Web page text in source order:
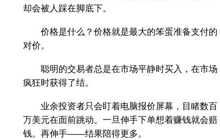
却会被人踩在脚底下。
价格是什么？价格就是最大的笨蛋准备支付的
对价。
聪明的交易者总是在市场平静时买入，在市场
疯狂时获得了结。
业余投资者只会盯着电脑报价屏幕，目睹数百
万美元在面前跳动。一旦伸手下单想着赚钱就会赔
钱。再伸手——结果陪得更多。